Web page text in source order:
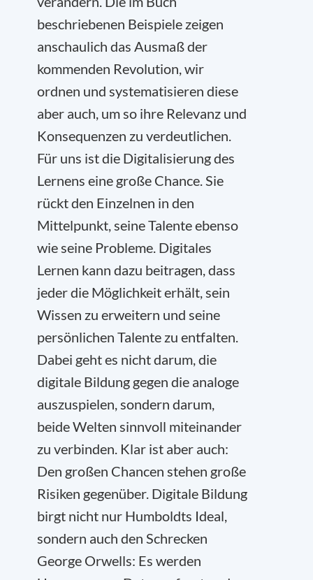
beschriebenen Beispiele zeigen
anschaulich das Ausmaß der
kommenden Revolution, wir
ordnen und systematisieren diese
aber auch, um so ihre Relevanz und
Konsequenzen zu verdeutlichen.
Für uns ist die Digitalisierung des
Lernens eine große Chance. Sie
rückt den Einzelnen in den
Mittelpunkt, seine Talente ebenso
wie seine Probleme. Digitales
Lernen kann dazu beitragen, dass
jeder die Möglichkeit erhält, sein
Wissen zu erweitern und seine
persönlichen Talente zu entfalten.
Dabei geht es nicht darum, die
digitale Bildung gegen die analoge
auszuspielen, sondern darum,
beide Welten sinnvoll miteinander
zu verbinden. Klar ist aber auch:
Den großen Chancen stehen große
Risiken gegenüber. Digitale Bildung
birgt nicht nur Humboldts Ideal,
sondern auch den Schrecken
George Orwells: Es werden